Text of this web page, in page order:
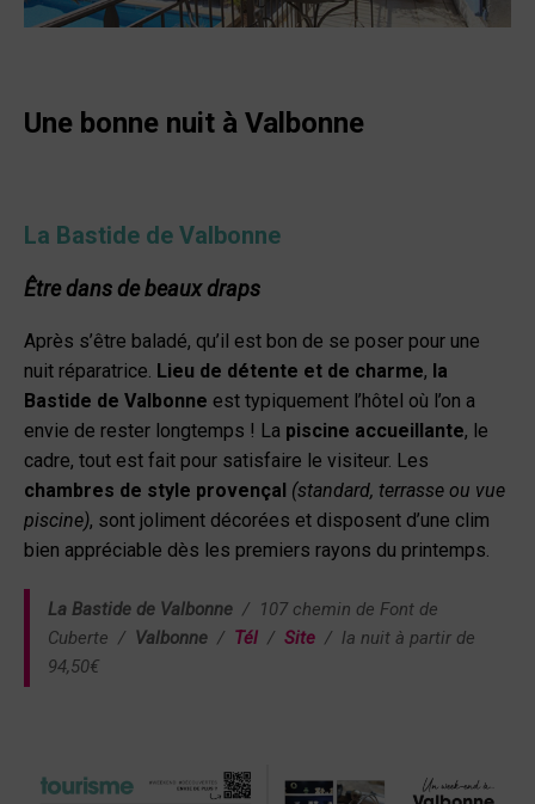
Une bonne nuit à Valbonne
La Bastide de Valbonne
Être dans de beaux draps
Après s’être baladé, qu’il est bon de se poser pour une
nuit réparatrice. Lieu de détente et de charme, la
Bastide de Valbonne est typiquement l’hôtel où l’on a
envie de rester longtemps ! La piscine accueillante, le
cadre, tout est fait pour satisfaire le visiteur. Les
chambres de style provençal (standard, terrasse ou vue
piscine), sont joliment décorées et disposent d’une clim
bien appréciable dès les premiers rayons du printemps.
La Bastide de Valbonne / 107 chemin de Font de
Cuberte / Valbonne / Tél / Site / la nuit à partir de
94,50€